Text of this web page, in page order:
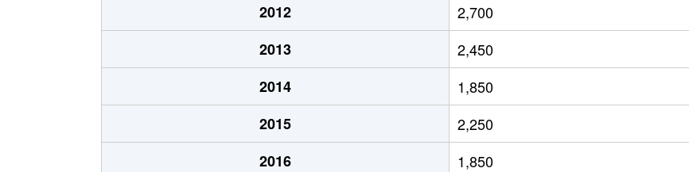
2012
2,700
2013
2,450
2014
1,850
2015
2,250
2016
1,850